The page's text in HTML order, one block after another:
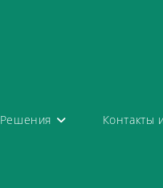
Решения Контакты